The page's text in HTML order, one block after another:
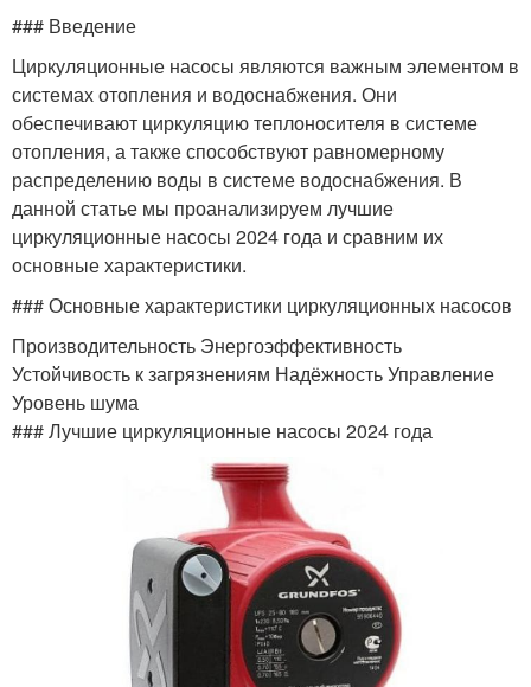
### Введение
Циркуляционные насосы являются важным элементом в
системах отопления и водоснабжения. Они
обеспечивают циркуляцию теплоносителя в системе
отопления, а также способствуют равномерному
распределению воды в системе водоснабжения. В
данной статье мы проанализируем лучшие
циркуляционные насосы 2024 года и сравним их
основные характеристики.
### Основные характеристики циркуляционных насосов
Производительность Энергоэффективность
Устойчивость к загрязнениям Надёжность Управление
Уровень шума
### Лучшие циркуляционные насосы 2024 года